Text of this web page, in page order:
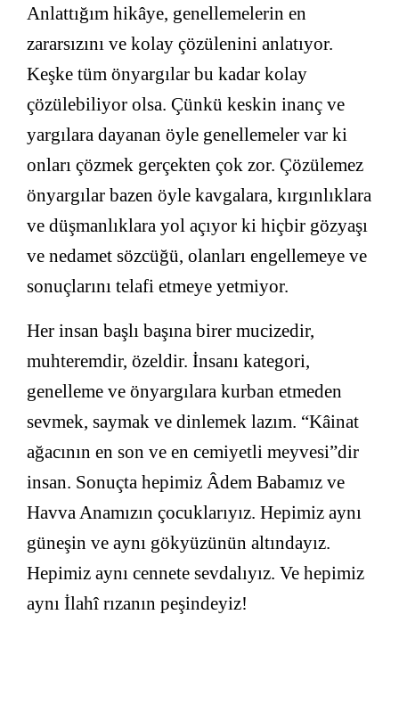
Anlattığım hikâye, genellemelerin en
zararsızını ve kolay çözülenini anlatıyor.
Keşke tüm önyargılar bu kadar kolay
çözülebiliyor olsa. Çünkü keskin inanç ve
yargılara dayanan öyle genellemeler var ki
onları çözmek gerçekten çok zor. Çözülemez
önyargılar bazen öyle kavgalara, kırgınlıklara
ve düşmanlıklara yol açıyor ki hiçbir gözyaşı
ve nedamet sözcüğü, olanları engellemeye ve
sonuçlarını telafi etmeye yetmiyor.
Her insan başlı başına birer mucizedir,
muhteremdir, özeldir. İnsanı kategori,
genelleme ve önyargılara kurban etmeden
sevmek, saymak ve dinlemek lazım. “Kâinat
ağacının en son ve en cemiyetli meyvesi”dir
insan. Sonuçta hepimiz Âdem Babamız ve
Havva Anamızın çocuklarıyız. Hepimiz aynı
güneşin ve aynı gökyüzünün altındayız.
Hepimiz aynı cennete sevdalıyız. Ve hepimiz
aynı İlahî rızanın peşindeyiz!